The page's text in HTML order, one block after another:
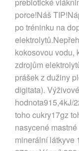
porce!Náš
po tréninku na
kokosovou vodu,
zdrojům
prášek z dužiny
digitata).
hodnota915,4kJ/
toho cukry17gz
nasycené
minerální látkyve